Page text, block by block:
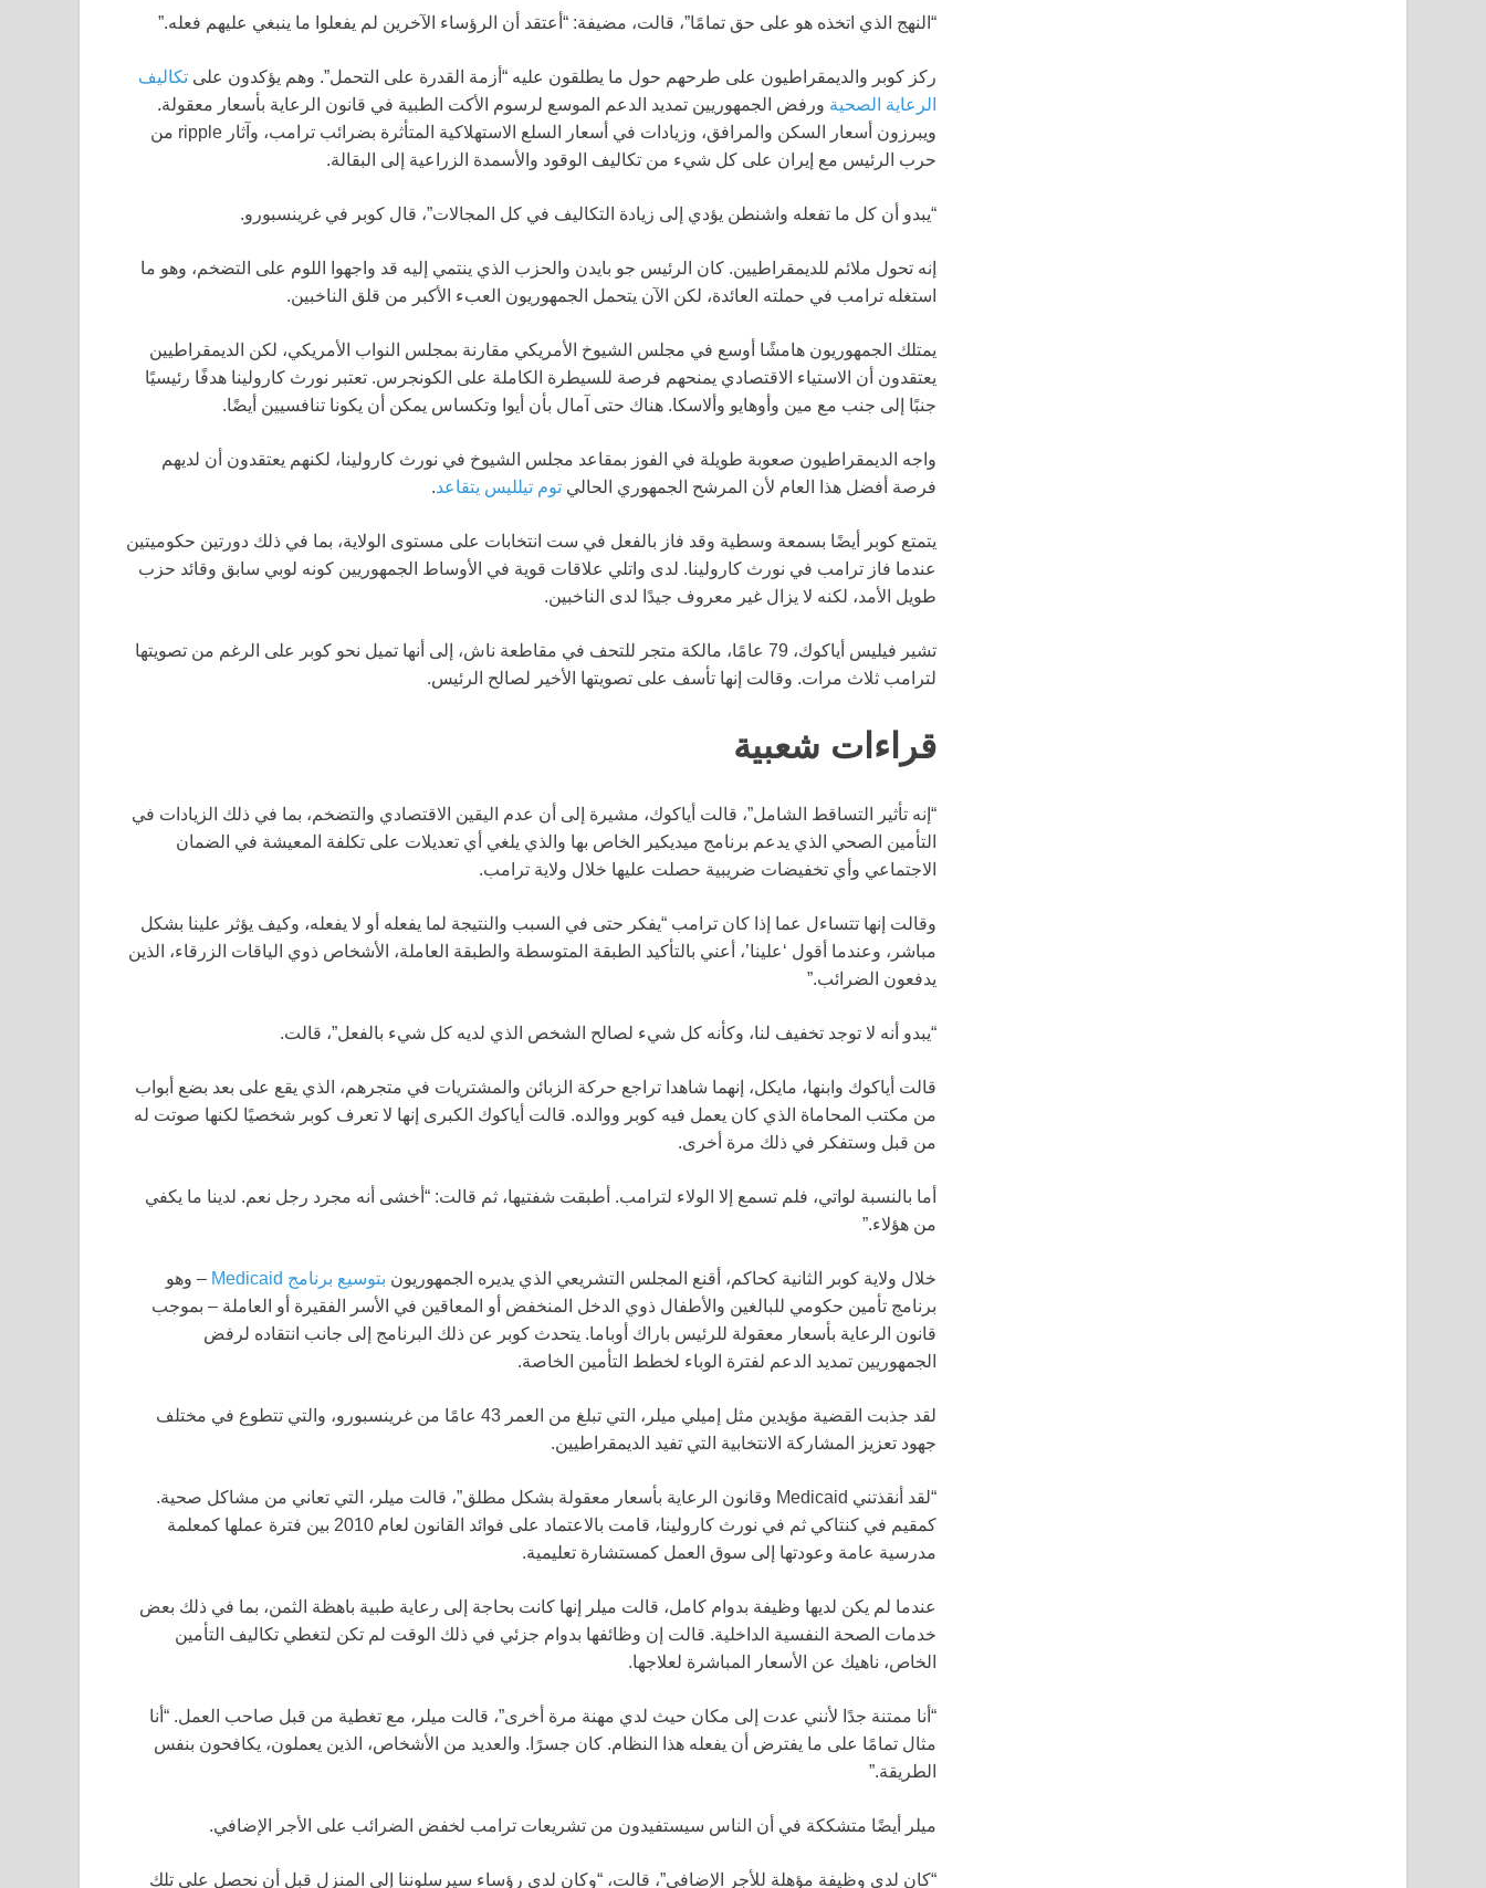
“النهج الذي اتخذه هو على حق تمامًا”، قالت، مضيفة: “أعتقد أن الرؤساء الآخرين لم يفعلوا ما ينبغي عليهم فعله.”
ركز كوبر والديمقراطيون على طرحهم حول ما يطلقون عليه “أزمة القدرة على التحمل”. وهم يؤكدون على تكاليف
الرعاية الصحية ورفض الجمهوريين تمديد الدعم الموسع لرسوم الأكت الطبية في قانون الرعاية بأسعار معقولة.
ويبرزون أسعار السكن والمرافق، وزيادات في أسعار السلع الاستهلاكية المتأثرة بضرائب ترامب، وآثار ripple من
حرب الرئيس مع إيران على كل شيء من تكاليف الوقود والأسمدة الزراعية إلى البقالة.
“يبدو أن كل ما تفعله واشنطن يؤدي إلى زيادة التكاليف في كل المجالات”، قال كوبر في غرينسبورو.
إنه تحول ملائم للديمقراطيين. كان الرئيس جو بايدن والحزب الذي ينتمي إليه قد واجهوا اللوم على التضخم، وهو ما
استغله ترامب في حملته العائدة، لكن الآن يتحمل الجمهوريون العبء الأكبر من قلق الناخبين.
يمتلك الجمهوريون هامشًا أوسع في مجلس الشيوخ الأمريكي مقارنة بمجلس النواب الأمريكي، لكن الديمقراطيين
يعتقدون أن الاستياء الاقتصادي يمنحهم فرصة للسيطرة الكاملة على الكونجرس. تعتبر نورث كارولينا هدفًا رئيسيًا
جنبًا إلى جنب مع مين وأوهايو وألاسكا. هناك حتى آمال بأن أيوا وتكساس يمكن أن يكونا تنافسيين أيضًا.
واجه الديمقراطيون صعوبة طويلة في الفوز بمقاعد مجلس الشيوخ في نورث كارولينا، لكنهم يعتقدون أن لديهم
فرصة أفضل هذا العام لأن المرشح الجمهوري الحالي توم تيلليس يتقاعد.
يتمتع كوبر أيضًا بسمعة وسطية وقد فاز بالفعل في ست انتخابات على مستوى الولاية، بما في ذلك دورتين حكوميتين
عندما فاز ترامب في نورث كارولينا. لدى واتلي علاقات قوية في الأوساط الجمهوريين كونه لوبي سابق وقائد حزب
طويل الأمد، لكنه لا يزال غير معروف جيدًا لدى الناخبين.
تشير فيليس أياكوك، 79 عامًا، مالكة متجر للتحف في مقاطعة ناش، إلى أنها تميل نحو كوبر على الرغم من تصويتها
لترامب ثلاث مرات. وقالت إنها تأسف على تصويتها الأخير لصالح الرئيس.
قراءات شعبية
“إنه تأثير التساقط الشامل”، قالت أياكوك، مشيرة إلى أن عدم اليقين الاقتصادي والتضخم، بما في ذلك الزيادات في
التأمين الصحي الذي يدعم برنامج ميديكير الخاص بها والذي يلغي أي تعديلات على تكلفة المعيشة في الضمان
الاجتماعي وأي تخفيضات ضريبية حصلت عليها خلال ولاية ترامب.
وقالت إنها تتساءل عما إذا كان ترامب “يفكر حتى في السبب والنتيجة لما يفعله أو لا يفعله، وكيف يؤثر علينا بشكل
مباشر، وعندما أقول ‘علينا’، أعني بالتأكيد الطبقة المتوسطة والطبقة العاملة، الأشخاص ذوي الياقات الزرقاء، الذين
يدفعون الضرائب.”
“يبدو أنه لا توجد تخفيف لنا، وكأنه كل شيء لصالح الشخص الذي لديه كل شيء بالفعل”، قالت.
قالت أياكوك وابنها، مايكل، إنهما شاهدا تراجع حركة الزبائن والمشتريات في متجرهم، الذي يقع على بعد بضع أبواب
من مكتب المحاماة الذي كان يعمل فيه كوبر ووالده. قالت أياكوك الكبرى إنها لا تعرف كوبر شخصيًا لكنها صوتت له
من قبل وستفكر في ذلك مرة أخرى.
أما بالنسبة لواتي، فلم تسمع إلا الولاء لترامب. أطبقت شفتيها، ثم قالت: “أخشى أنه مجرد رجل نعم. لدينا ما يكفي
من هؤلاء.”
خلال ولاية كوبر الثانية كحاكم، أقنع المجلس التشريعي الذي يديره الجمهوريون بتوسيع برنامج Medicaid
– وهو
برنامج تأمين حكومي للبالغين والأطفال ذوي الدخل المنخفض أو المعاقين في الأسر الفقيرة أو العاملة – بموجب
قانون الرعاية بأسعار معقولة للرئيس باراك أوباما. يتحدث كوبر عن ذلك البرنامج إلى جانب انتقاده لرفض
الجمهوريين تمديد الدعم لفترة الوباء لخطط التأمين الخاصة.
لقد جذبت القضية مؤيدين مثل إميلي ميلر، التي تبلغ من العمر 43 عامًا من غرينسبورو، والتي تتطوع في مختلف
جهود تعزيز المشاركة الانتخابية التي تفيد الديمقراطيين.
“لقد أنقذتني Medicaid وقانون الرعاية بأسعار معقولة بشكل مطلق”، قالت ميلر، التي تعاني من مشاكل صحية.
كمقيم في كنتاكي ثم في نورث كارولينا، قامت بالاعتماد على فوائد القانون لعام 2010 بين فترة عملها كمعلمة
مدرسية عامة وعودتها إلى سوق العمل كمستشارة تعليمية.
عندما لم يكن لديها وظيفة بدوام كامل، قالت ميلر إنها كانت بحاجة إلى رعاية طبية باهظة الثمن، بما في ذلك بعض
خدمات الصحة النفسية الداخلية. قالت إن وظائفها بدوام جزئي في ذلك الوقت لم تكن لتغطي تكاليف التأمين
الخاص، ناهيك عن الأسعار المباشرة لعلاجها.
“أنا ممتنة جدًا لأنني عدت إلى مكان حيث لدي مهنة مرة أخرى”، قالت ميلر، مع تغطية من قبل صاحب العمل. “أنا
مثال تمامًا على ما يفترض أن يفعله هذا النظام. كان جسرًا. والعديد من الأشخاص، الذين يعملون، يكافحون بنفس
الطريقة.”
ميلر أيضًا متشككة في أن الناس سيستفيدون من تشريعات ترامب لخفض الضرائب على الأجر الإضافي.
“كان لدي وظيفة مؤهلة للأجر الإضافي”، قالت، “وكان لدي رؤساء سيرسلوننا إلى المنزل قبل أن نحصل على تلك